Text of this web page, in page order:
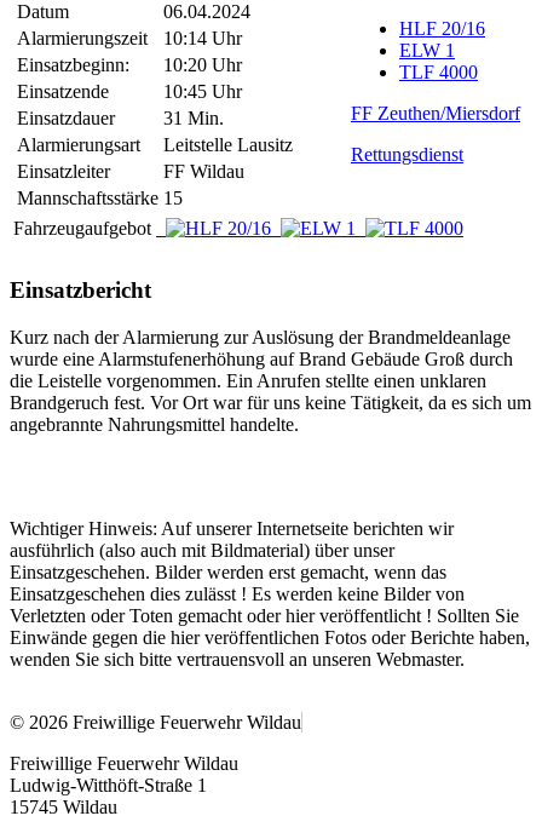
Datum
06.04.2024
Alarmierungszeit
10:14 Uhr
Einsatzbeginn:
10:20 Uhr
Einsatzende
10:45 Uhr
Einsatzdauer
31 Min.
Alarmierungsart
Leitstelle Lausitz
Einsatzleiter
FF Wildau
Mannschaftsstärke 15
HLF 20/16
ELW 1
TLF 4000
FF Zeuthen/Miersdorf
Rettungsdienst
Fahrzeugaufgebot
Einsatzbericht
Kurz nach der Alarmierung zur Auslösung der Brandmeldeanlage
wurde eine Alarmstufenerhöhung auf Brand Gebäude Groß durch
die Leistelle vorgenommen. Ein Anrufen stellte einen unklaren
Brandgeruch fest. Vor Ort war für uns keine Tätigkeit, da es sich um
angebrannte Nahrungsmittel handelte.
Wichtiger Hinweis: Auf unserer Internetseite berichten wir
ausführlich (also auch mit Bildmaterial) über unser
Einsatzgeschehen. Bilder werden erst gemacht, wenn das
Einsatzgeschehen dies zulässt ! Es werden keine Bilder von
Verletzten oder Toten gemacht oder hier veröffentlicht ! Sollten Sie
Einwände gegen die hier veröffentlichen Fotos oder Berichte haben,
wenden Sie sich bitte vertrauensvoll an unseren Webmaster.
© 2026 Freiwillige Feuerwehr Wildau
Freiwillige Feuerwehr Wildau
Ludwig-Witthöft-Straße 1
15745 Wildau